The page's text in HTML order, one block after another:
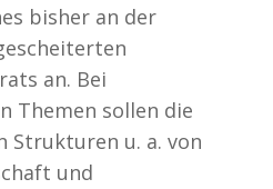
bisher an der
an. Bei
Themen sollen die
Strukturen u. a. von
und